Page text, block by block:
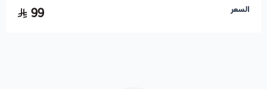
السعر 99